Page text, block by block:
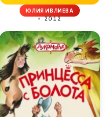
ЮЛИЯ ИВЛИЕВА
2012